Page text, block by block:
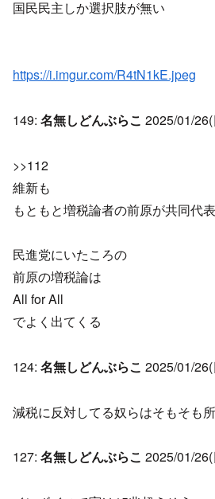
国民民主しか選択肢が無い
https://i.imgur.com/R4tN1kE.jpeg
149: 名無しどんぶらこ 2025/01/
>>112
維新も
もともと増税論者の前原が共同代
民進党にいたころの
前原の増税論は
All for All
でよく出てくる
124: 名無しどんぶらこ 2025/01/
減税に反対してる奴らはそもそも
127: 名無しどんぶらこ 2025/01/